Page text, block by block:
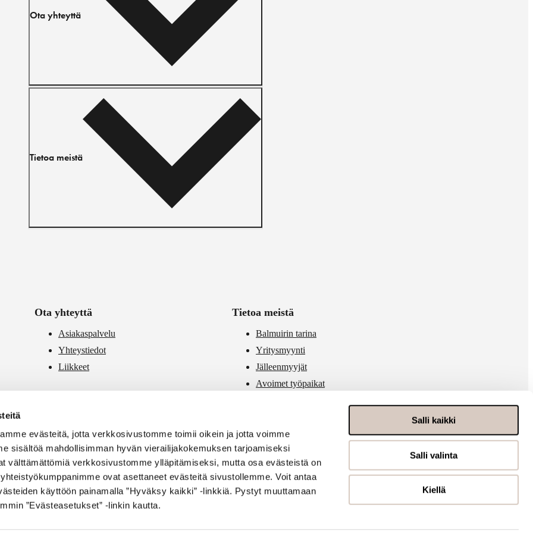
evästeitä, jotta verkkosivustomme toimii oikein ja jotta voimme
sisältöä mahdollisimman hyvän vierailijakokemuksen tarjoamiseksi
välttämättömiä verkkosivustomme ylläpitämiseksi, mutta osa evästeistä on
ovat asettaneet evästeitä sivustollemme. Voit antaa
käyttöön painamalla ”Hyväksy kaikki” -linkkiä. Pystyt muuttamaan
”Evästeasetukset” -linkin kautta.
Salli kaikki
Salli valinta
Kiellä
Ota yhteyttä
Tietoa meistä
Ota yhteyttä
Asiakaspalvelu
Yhteystiedot
Liikkeet
Tietoa meistä
Balmuirin tarina
Yritysmyynti
Jälleenmyyjät
Avoimet työpaikat